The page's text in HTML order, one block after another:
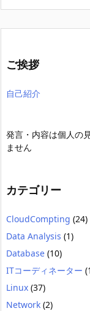
ご挨拶
自己紹介
発言・内容は個人の
ません
カテゴリー
CloudCompting (24)
Data Analysis (1)
Database (10)
ITコーディネーター
Linux (37)
Network (2)